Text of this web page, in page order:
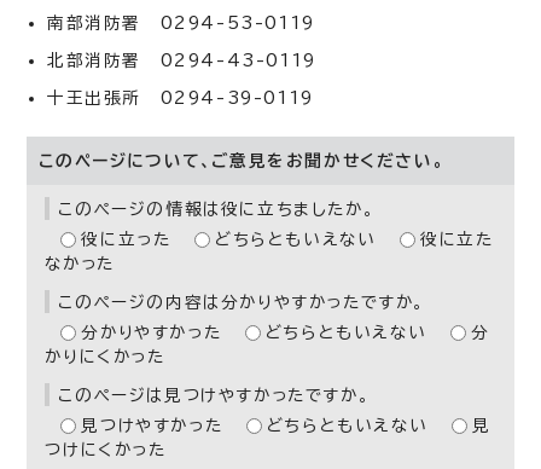
南部消防署 0294-53-0119
北部消防署 0294-43-0119
十王出張所 0294-39-0119
このページについて、ご意見をお聞かせください。
このページの情報は役に立ちましたか。
役に立った
どちらともいえない
役に立た
なかった
このページの内容は分かりやすかったですか。
分かりやすかった
どちらともいえない
分
かりにくかった
このページは見つけやすかったですか。
見つけやすかった
どちらともいえない
見
つけにくかった